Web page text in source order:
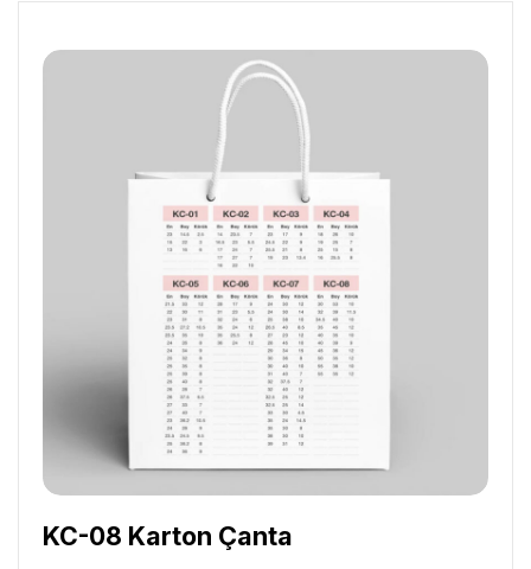
KC-08 Karton Çanta